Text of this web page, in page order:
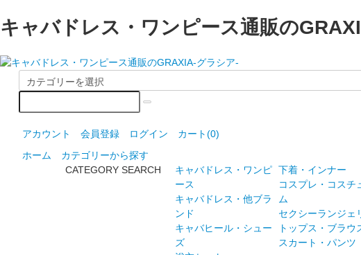
キャバドレス・ワンピース通販の
アカウント 会員登録 ログイン
カート(0)
ホーム
カテゴリーから探す
CATEGORY SEARCH
キャバドレス・ワンピ
ース
キャバドレス・他ブラ
ンド
キャバヒール・シュー
ズ
下着・インナー
コスプレ・コスチ
ム
セクシーランジェ
トップス・ブラウ
スカート・パンツ